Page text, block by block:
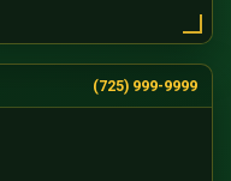
(725) 999-9999